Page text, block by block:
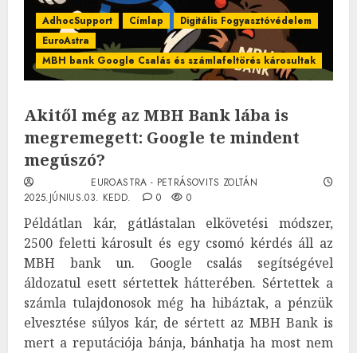
AdhocSupport Címlap
Digitális Fogyasztóvédelem
EuroAstra
MBH bank Google Csalás és számlafeltörés károsultak
Akitől még az MBH Bank lába is
megremegett: Google te mindent
megúszó?
EUROASTRA - PETRÁSOVITS ZOLTÁN
2025.JÚNIUS.03. KEDD.
0 0
Példátlan kár, gátlástalan elkövetési módszer,
2500 feletti károsult és egy csomó kérdés áll az
MBH bank un. Google csalás segítségével
áldozatul esett sértettek hátterében. Sértettek a
számla tulajdonosok még ha hibáztak, a pénzük
elvesztése súlyos kár, de sértett az MBH Bank is
mert a reputációja bánja, bánhatja ha most nem